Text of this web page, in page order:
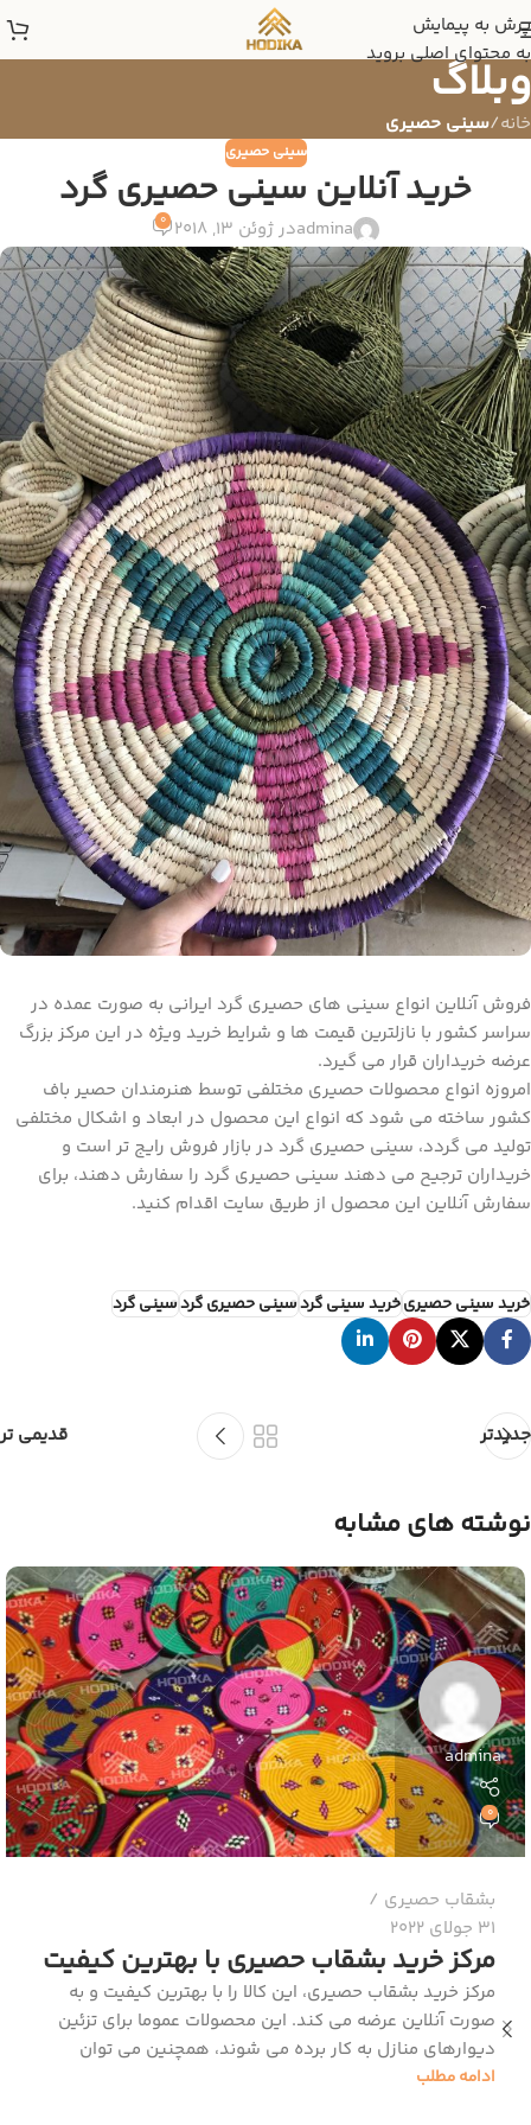
پرش به پیمایش
به محتوای اصلی بروید
وبلاگ
خانه/سینی حصیری
سینی حصیری
خرید آنلاین سینی حصیری گرد
adminaدر ژوئن 13, 2018 0
فروش آنلاین انواع سینی های حصیری گرد ایرانی به صورت عمده در
سراسر کشور با نازلترین قیمت ها و شرایط خرید ویژه در این مرکز بزرگ
عرضه خریداران قرار می گیرد.
امروزه انواع محصولات حصیری مختلفی توسط هنرمندان حصیر باف
کشور ساخته می شود که انواع این محصول در ابعاد و اشکال مختلفی
تولید می گردد، سینی حصیری گرد در بازار فروش رایج تر است و
خریداران ترجیح می دهند سینی حصیری گرد را سفارش دهند، برای
سفارش آنلاین این محصول از طریق سایت اقدام کنید.
خرید سینی حصیریخرید سینی گردسینی حصیری گردسینی گرد
جدیدتر قدیمی تر
نوشته های مشابه
admina
0
بشقاب حصیری
31 جولای 2022
مرکز خرید بشقاب حصیری با بهترین کیفیت
مرکز خرید بشقاب حصیری، این کالا را با بهترین کیفیت و به
صورت آنلاین عرضه می کند. این محصولات عموما برای تزئین
دیوارهای منازل به کار برده می شوند، همچنین می توان
ادامه مطلب